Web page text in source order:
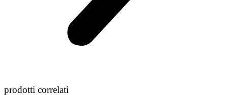
prodotti correlati